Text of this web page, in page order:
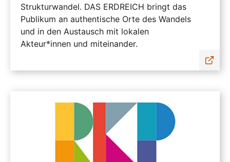
Strukturwandel. DAS ERDREICH bringt das
Publikum an authentische Orte des Wandels
und in den Austausch mit lokalen
Akteur*innen und miteinander.